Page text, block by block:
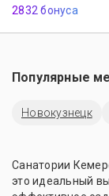
2832 бонуса
Популярные
Новокузнецк
Санатории
это идеальный